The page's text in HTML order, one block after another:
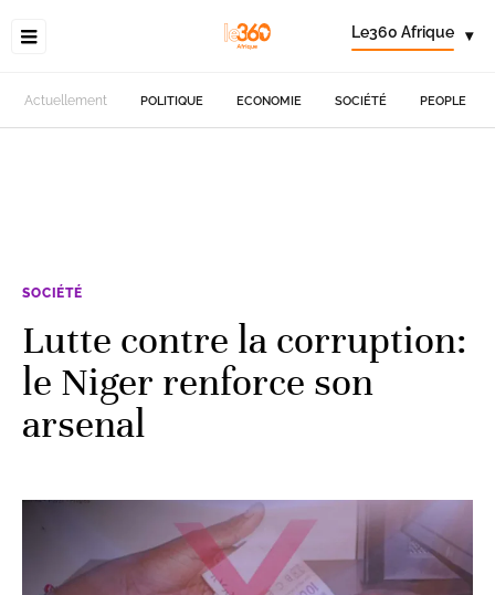
Le360 Afrique ▾
Actuellement POLITIQUE ECONOMIE SOCIÉTÉ PEOPLE
SOCIÉTÉ
Lutte contre la corruption:
le Niger renforce son
arsenal